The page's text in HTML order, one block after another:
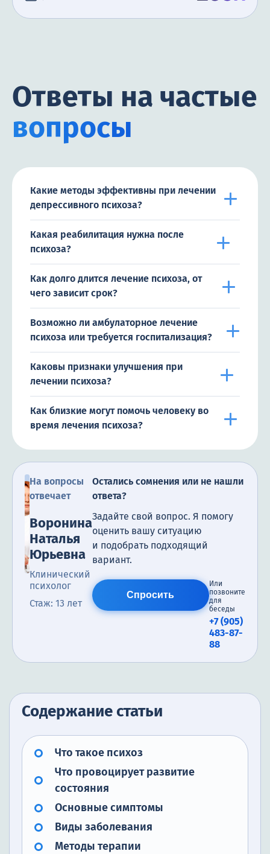
Ответы на частые
вопросы
Какие методы эффективны при лечении
депрессивного психоза?
Какая реабилитация нужна после
психоза?
Как долго длится лечение психоза, от
чего зависит срок?
Возможно ли амбулаторное лечение
психоза или требуется госпитализация?
Каковы признаки улучшения при
лечении психоза?
Как близкие могут помочь человеку во
время лечения психоза?
На вопросы
отвечает
Воронина
Наталья
Юрьевна
Клинический
психолог
Стаж: 13 лет
Остались сомнения или не нашли
ответа?
Задайте свой вопрос. Я помогу
оценить вашу ситуацию
и подобрать подходящий
вариант.
Спросить
Или
позвоните
для
беседы
+7 (905)
483-87-
88
Содержание статьи
Что такое психоз
Что провоцирует развитие
состояния
Основные симптомы
Виды заболевания
Методы терапии